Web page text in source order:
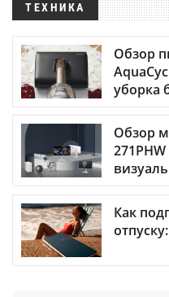
ТЕХНИКА
Обзор
уборка
Обзор
Как